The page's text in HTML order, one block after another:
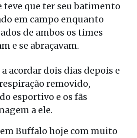
teve que ter seu batimento
em campo enquanto
de ambos os times
e se abraçavam.
acordar dois dias depois e
removido,
esportivo e os fãs
a ele.
Buffalo hoje com muito